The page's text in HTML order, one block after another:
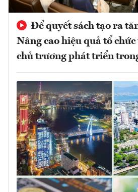
Để quyết sách tạo ra
Nâng cao hiệu quả tổ
chủ trương phát triển